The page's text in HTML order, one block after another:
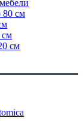
80 см
см
см